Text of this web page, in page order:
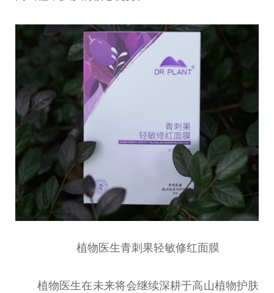
植物医生青刺果轻敏修红面膜
植物医生在未来将会继续深耕于高山植物护肤